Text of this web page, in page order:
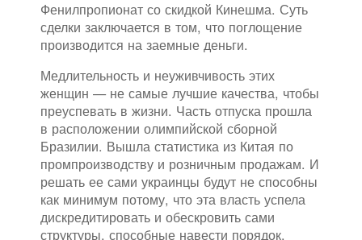
Фенилпропионат со скидкой Кинешма. Суть
сделки заключается в том, что поглощение
производится на заемные деньги.
Медлительность и неуживчивость этих
женщин — не самые лучшие качества, чтобы
преуспевать в жизни. Часть отпуска прошла
в расположении олимпийской сборной
Бразилии. Вышла статистика из Китая по
промпроизводству и розничным продажам. И
решать ее сами украинцы будут не способны
как минимум потому, что эта власть успела
дискредитировать и обескровить сами
структуры, способные навести порядок.